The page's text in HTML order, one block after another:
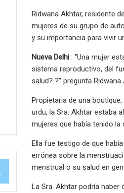
Ridwana Akhtar, residente
mujeres de su grupo de
y su importancia para vivir
Nueva Delhi : “Una mujer
sistema reproductivo, del
salud? ?" pregunta
Propietaria de una
urdu, la Sra. Akhtar estaba
mujeres que había tenido
Ella fue testigo de que
errónea sobre la
menstrual o su salud en
La Sra. Akhtar podría